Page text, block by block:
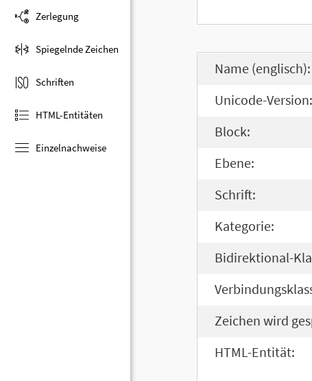
Zerlegung
Spiegelnde Zeichen
Schriften
HTML-Entitäten
Einzelnachweise
Name (englisch):
Unicode-Version:
Block:
Ebene:
Schrift:
Kategorie:
Bidirektional-
Zeichen wird
HTML-Entität: